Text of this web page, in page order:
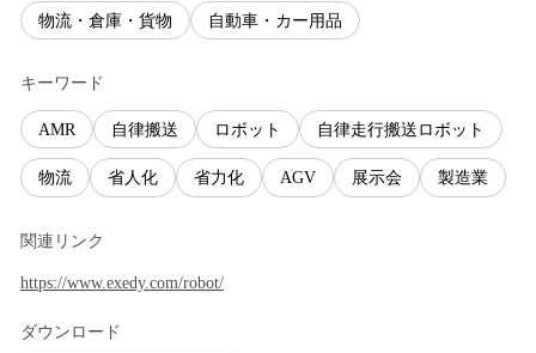
物流・倉庫・貨物 自動車・カー用品
キーワード
AMR 自律搬送 ロボット 自律走行搬送ロボット
物流 省人化 省力化 AGV 展示会 製造業
関連リンク
https://www.exedy.com/robot/
ダウンロード